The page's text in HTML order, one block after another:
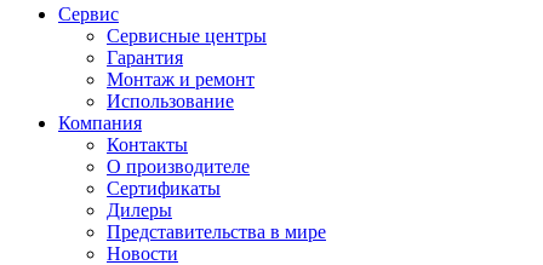
Сервис
Сервисные центры
Гарантия
Монтаж и ремонт
Использование
Компания
Контакты
О производителе
Сертификаты
Дилеры
Представительства в мире
Новости